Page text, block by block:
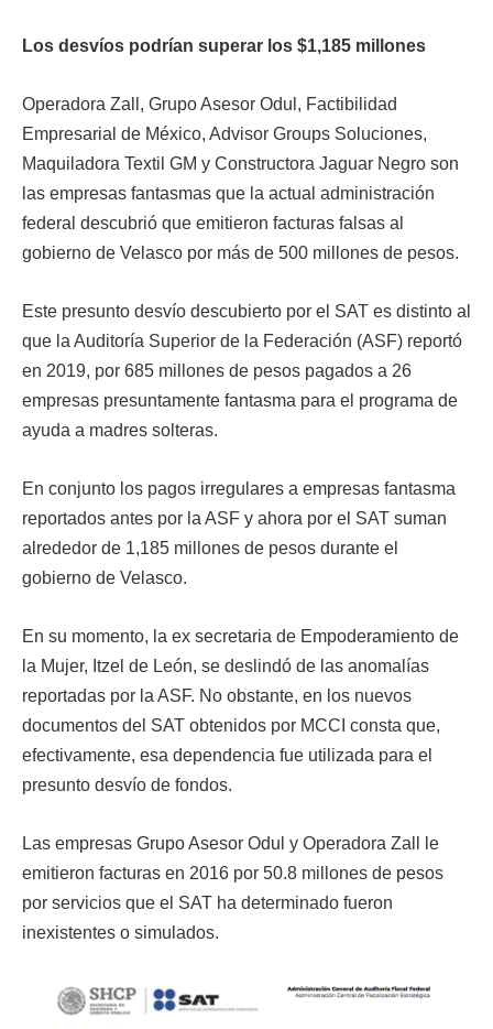
Los desvíos podrían superar los $1,185 millones
Operadora Zall, Grupo Asesor Odul, Factibilidad
Empresarial de México, Advisor Groups Soluciones,
Maquiladora Textil GM y Constructora Jaguar Negro son
las empresas fantasmas que la actual administración
federal descubrió que emitieron facturas falsas al
gobierno de Velasco por más de 500 millones de pesos.
Este presunto desvío descubierto por el SAT es distinto al
que la Auditoría Superior de la Federación (ASF) reportó
en 2019, por 685 millones de pesos pagados a 26
empresas presuntamente fantasma para el programa de
ayuda a madres solteras.
En conjunto los pagos irregulares a empresas fantasma
reportados antes por la ASF y ahora por el SAT suman
alrededor de 1,185 millones de pesos durante el
gobierno de Velasco.
En su momento, la ex secretaria de Empoderamiento de
la Mujer, Itzel de León, se deslindó de las anomalías
reportadas por la ASF. No obstante, en los nuevos
documentos del SAT obtenidos por MCCI consta que,
efectivamente, esa dependencia fue utilizada para el
presunto desvío de fondos.
Las empresas Grupo Asesor Odul y Operadora Zall le
emitieron facturas en 2016 por 50.8 millones de pesos
por servicios que el SAT ha determinado fueron
inexistentes o simulados.